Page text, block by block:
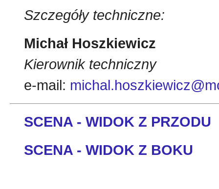
Szczegóły techniczne:
Michał Hoszkiewicz
Kierownik techniczny
e-mail:
SCENA - WIDOK Z PRZODU
SCENA - WIDOK Z BOKU